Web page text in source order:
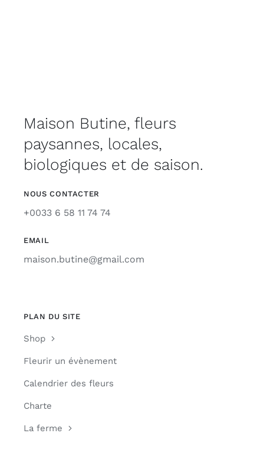
Maison Butine, fleurs
paysannes, locales,
biologiques et de saison.
NOUS CONTACTER
+0033 6 58 11 74 74
EMAIL
maison.butine@gmail.com
PLAN DU SITE
Shop
Fleurir un évènement
Calendrier des fleurs
Charte
La ferme